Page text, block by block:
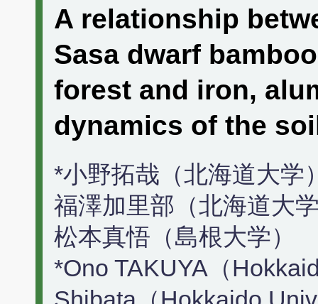
A relationship
Sasa dwarf
forest and iron,
dynamics of the
*小野拓哉（北海道大学
福澤加里部（北海道大
松本真悟（島根大学）
*Ono TAKUYA（